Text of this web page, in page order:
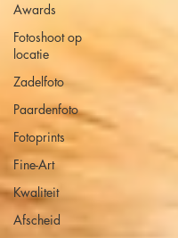
Awards
Fotoshoot op
locatie
Zadelfoto
Paardenfoto
Fotoprints
Fine-Art
Kwaliteit
Afscheid